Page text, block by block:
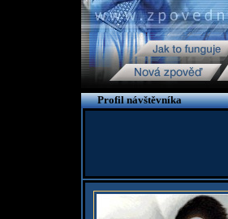
Profil návštěvníka